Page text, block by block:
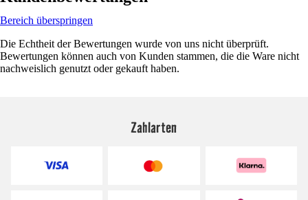
Bereich überspringen
Die Echtheit der Bewertungen wurde von uns nicht überprüft.
Bewertungen können auch von Kunden stammen, die die Ware nicht
nachweislich genutzt oder gekauft haben.
Zahlarten